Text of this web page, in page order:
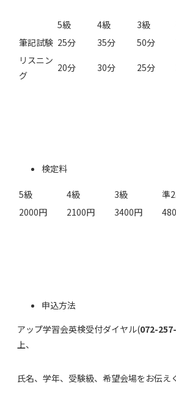
5級 4級 3級
筆記試験 25分 35分 50分
リスニン
グ
20分 30分 25分
検定料
5級 4級 3級 準
2000円
2100円 3400円
申込方法
アップ学習会英検受付ダイヤル(072-
上、
氏名、学年、受験級、希望会場をお伝え